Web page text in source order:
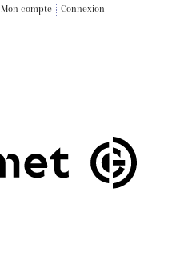
Mon compte Connexion